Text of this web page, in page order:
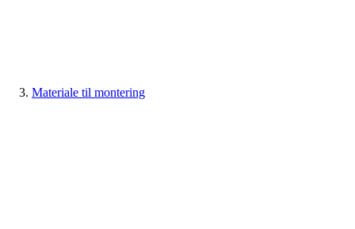
Materiale til montering